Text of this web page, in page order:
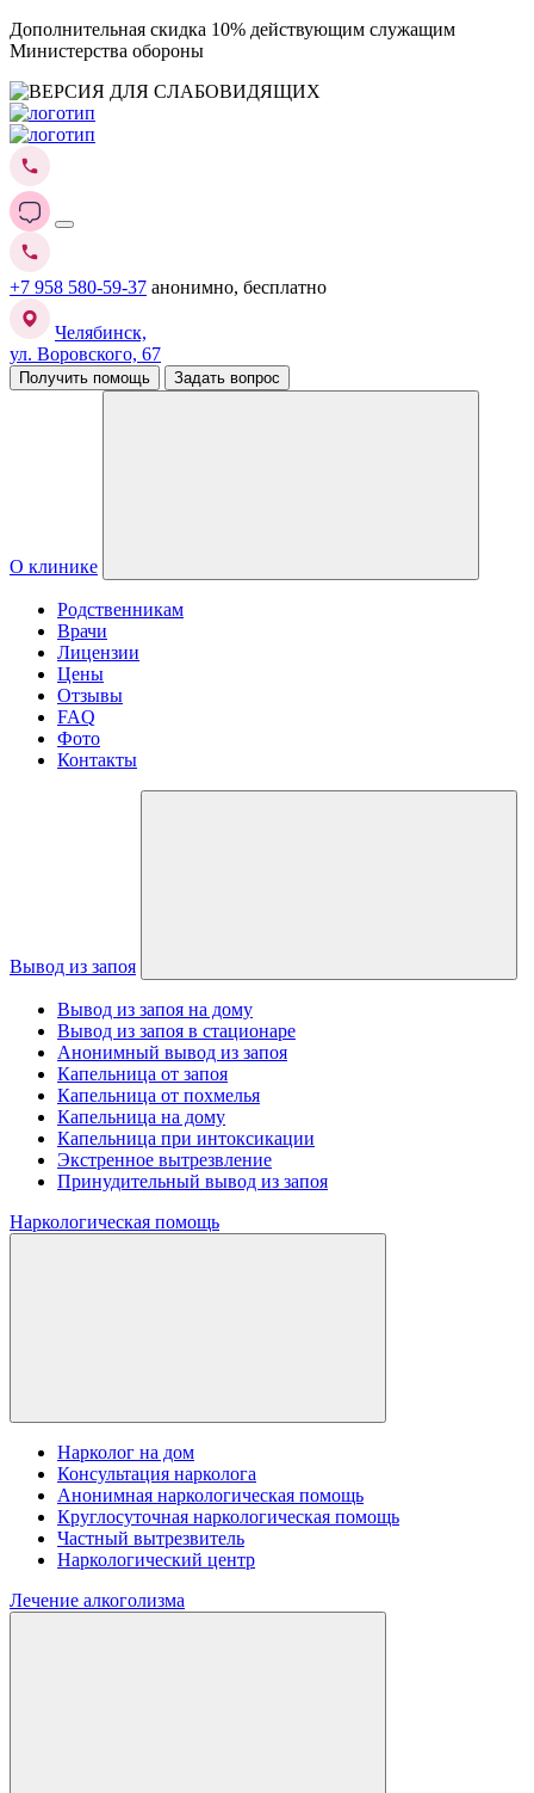
Дополнительная скидка 10% действующим служащим
Министерства обороны
+7 958 580-59-37 анонимно, бесплатно
Челябинск,
ул. Воровского, 67
Получить помощь Задать вопрос
О клинике
Родственникам
Врачи
Лицензии
Цены
Отзывы
FAQ
Фото
Контакты
Вывод из запоя
Вывод из запоя на дому
Вывод из запоя в стационаре
Анонимный вывод из запоя
Капельница от запоя
Капельница от похмелья
Капельница на дому
Капельница при интоксикации
Экстренное вытрезвление
Принудительный вывод из запоя
Наркологическая помощь
Нарколог на дом
Консультация нарколога
Анонимная наркологическая помощь
Круглосуточная наркологическая помощь
Частный вытрезвитель
Наркологический центр
Лечение алкоголизма